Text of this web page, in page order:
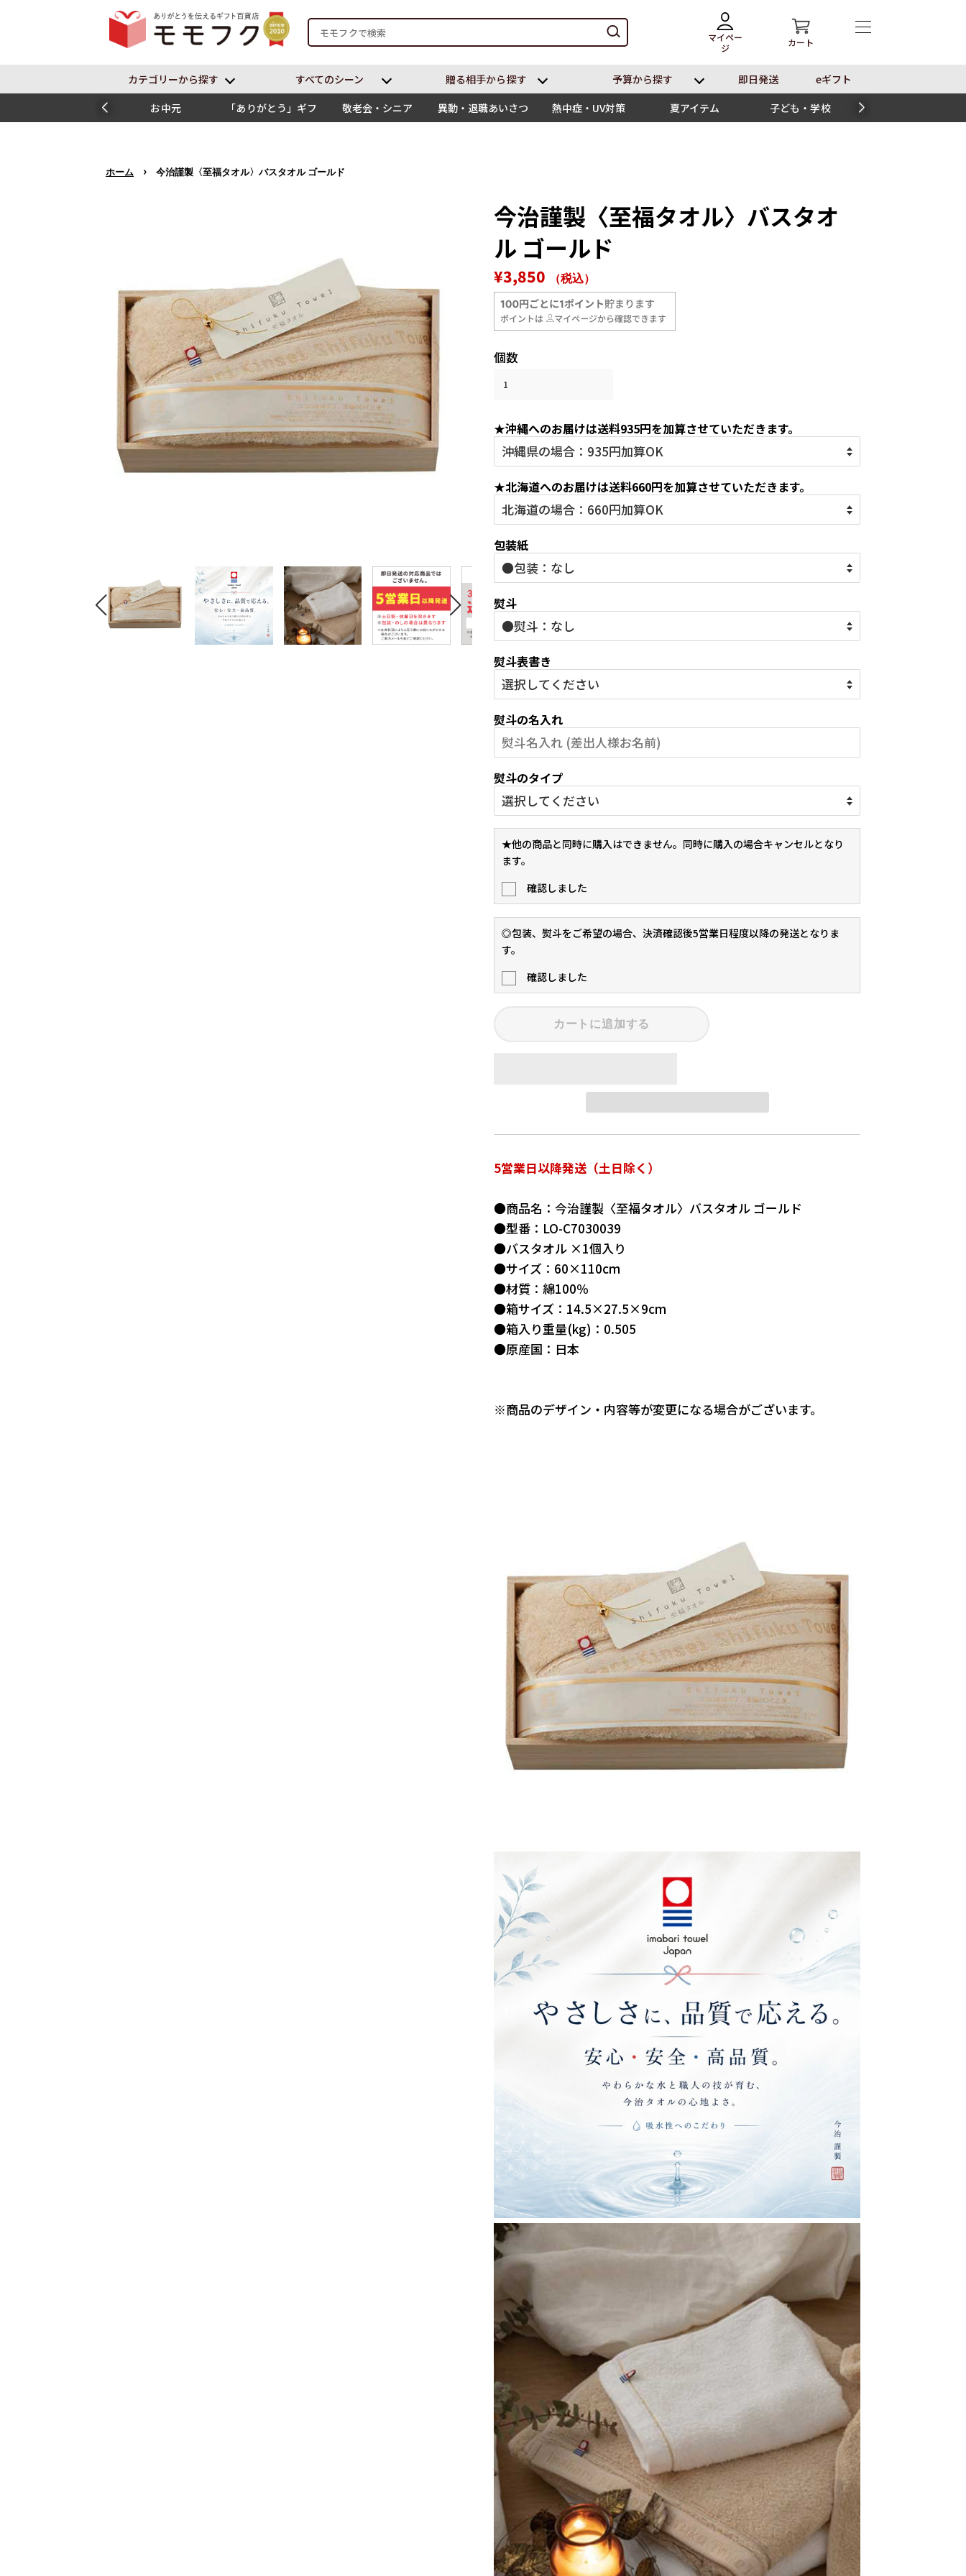
マイペー
ジ
カート
カテゴリーから探す すべてのシーン 贈る相⼿から探す 予算から探す 即⽇発送
eギフト
お中元
「ありがとう」ギフ
敬老会・シニア 異動・退職あいさつ 熱中症・UV対策 夏アイテム 子ども・学校
ホーム › 今治謹製〈至福タオル〉バスタオル ゴールド
今治謹製〈至福タオル〉バスタオ
ル ゴールド
通
常
価
格
¥3,850 （税込）
売
価
格
個数
★沖縄へのお届けは送料935円を加算させていただきます。
★北海道へのお届けは送料660円を加算させていただきます。
包装紙
熨斗
熨斗表書き
熨斗の名入れ
熨斗のタイプ
★他の商品と同時に購入はできません。同時に購入の場合キャンセルとなり
ます。
確認しました
◎包装、熨斗をご希望の場合、決済確認後5営業日程度以降の発送となりま
す。
確認しました
カートに追加する
5営業日以降発送（土日除く）
●商品名：今治謹製〈至福タオル〉バスタオル ゴールド
●型番：LO-C7030039
●バスタオル ×1個入り
●サイズ：60×110cm
●材質：綿100％
●箱サイズ：14.5×27.5×9cm
●箱入り重量(kg)：0.505
●原産国：日本
※商品のデザイン・内容等が変更になる場合がございます。